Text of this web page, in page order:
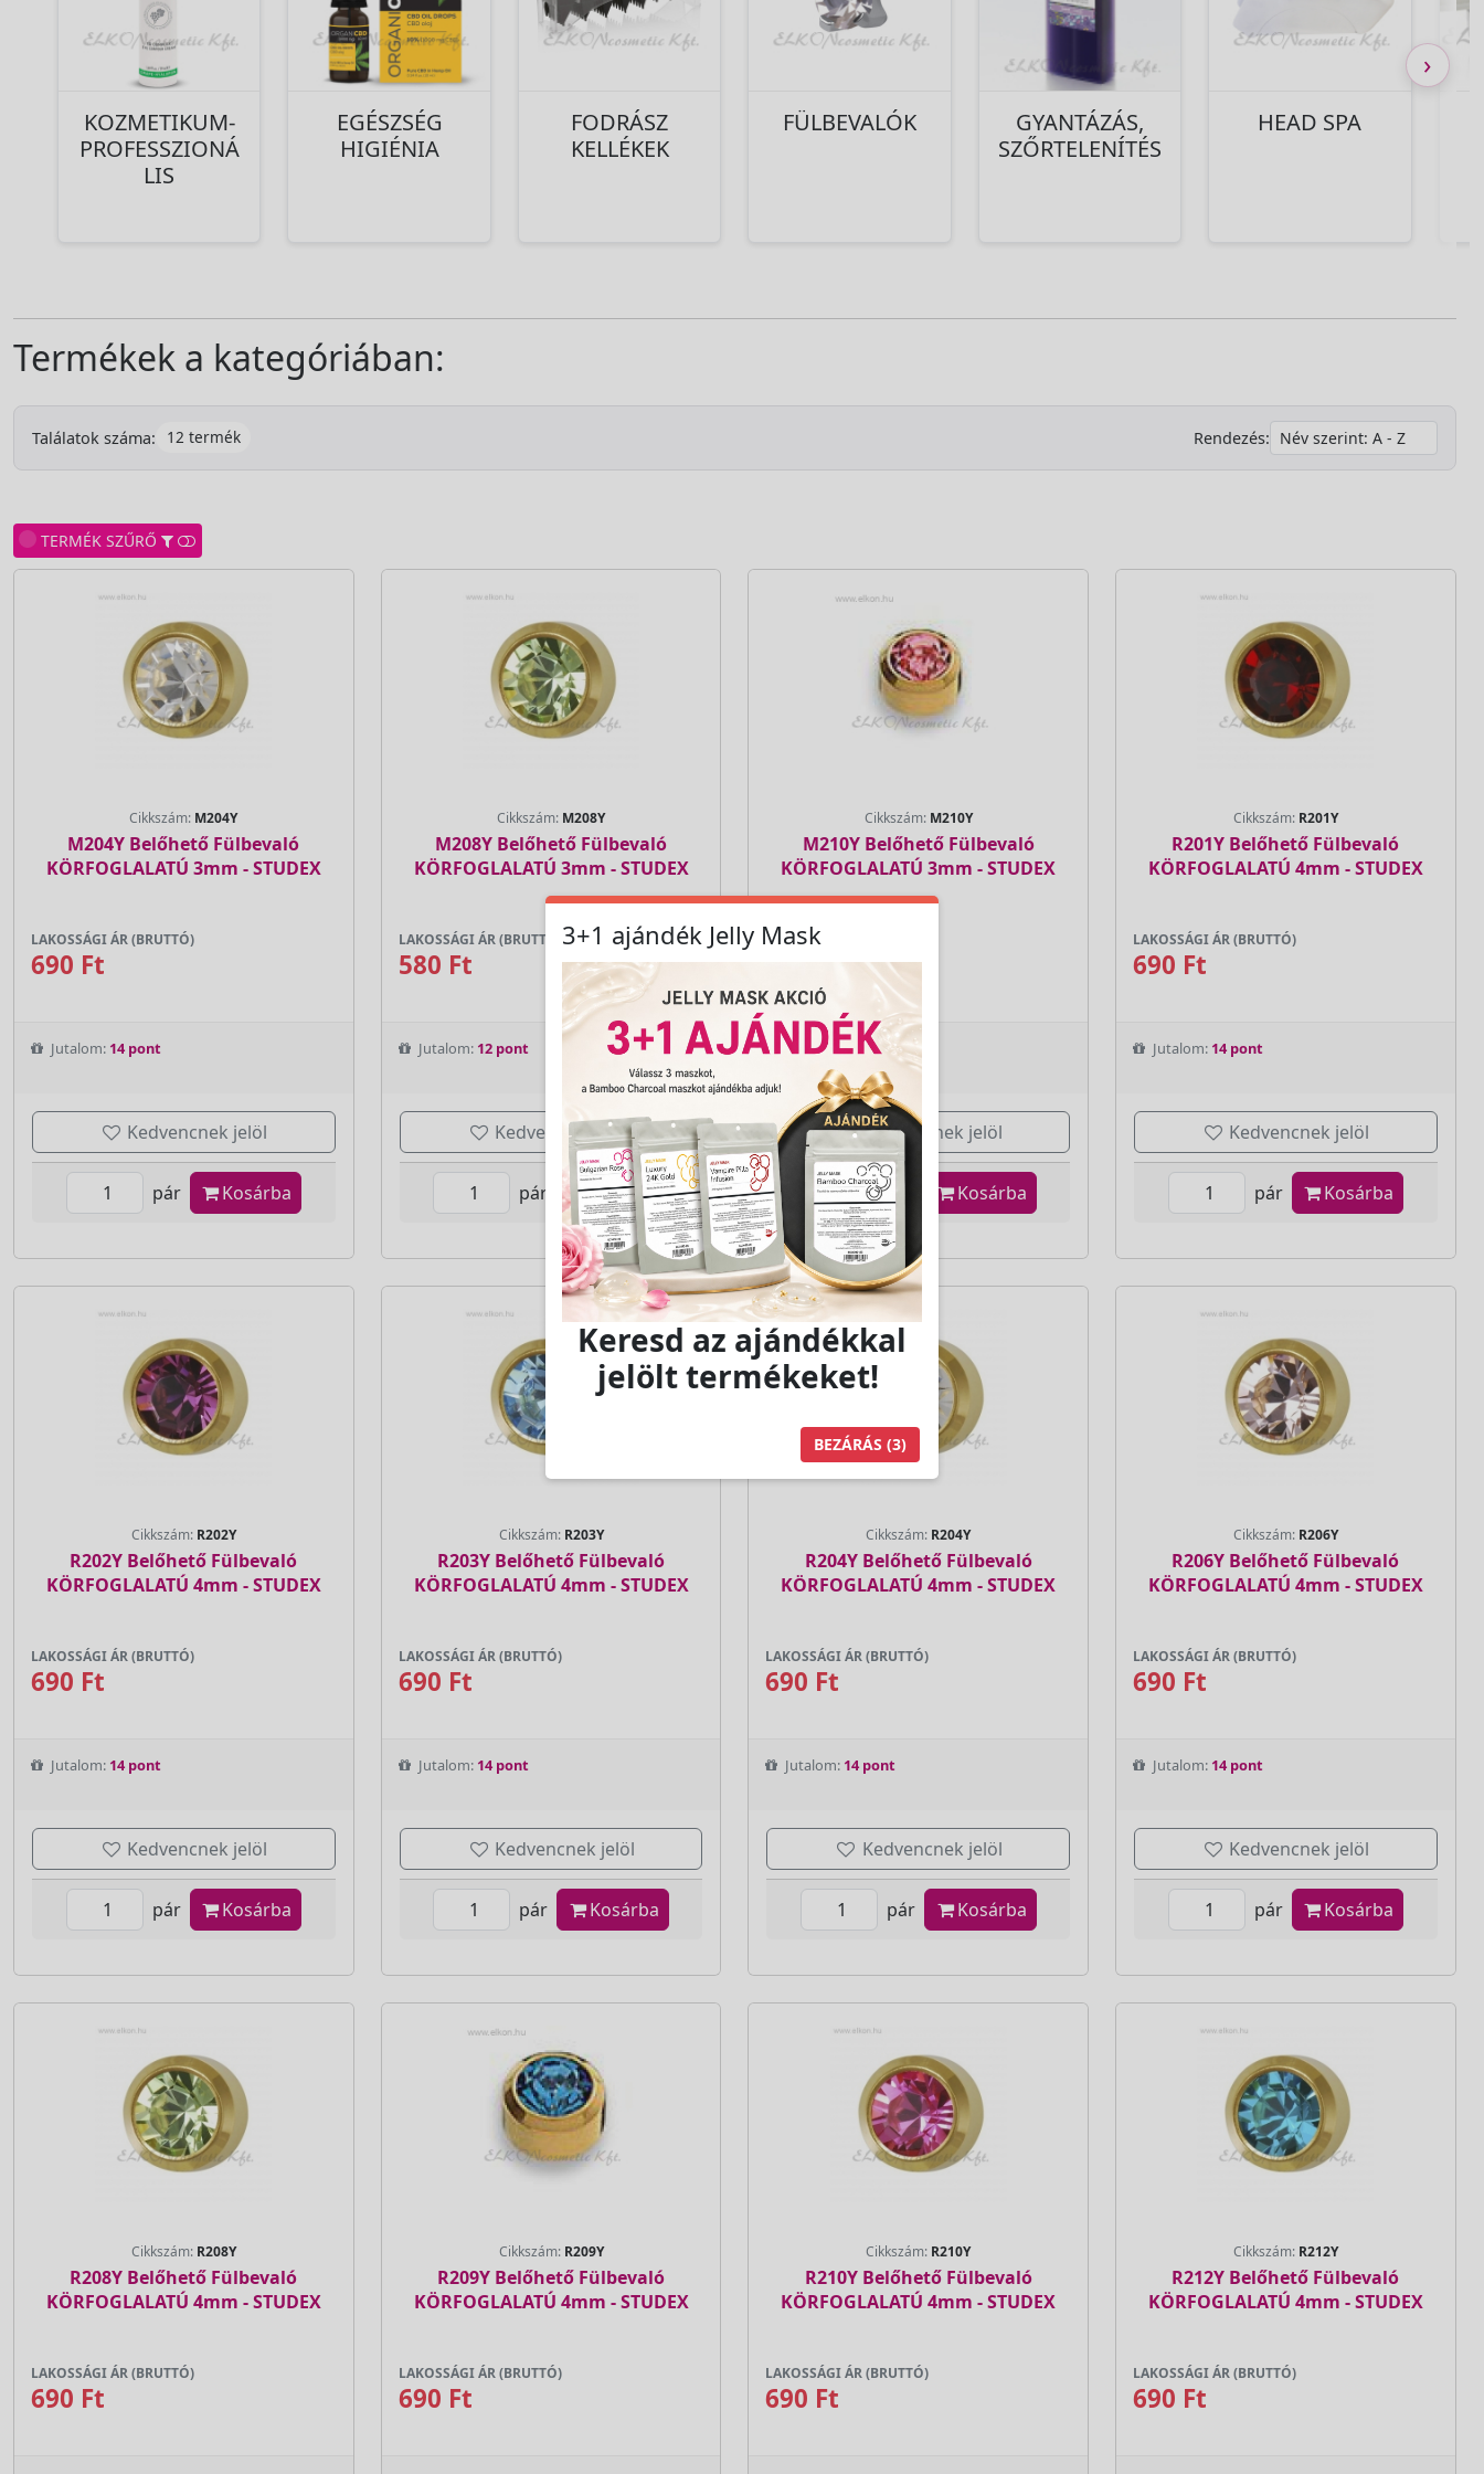
KOZMETIKUM-
PROFESSZIONÁ
LIS
EGÉSZSÉG
HIGIÉNIA
FODRÁSZ
KELLÉKEK
FÜLBEVALÓK
GYANTÁZÁS,
SZŐRTELENÍTÉS
HEAD SPA
›
Termékek a kategóriában:
Találatok száma: 12 termék Rendezés:
TERMÉK SZŰRŐ
Cikkszám: M204Y
M204Y Belőhető Fülbevaló
KÖRFOGLALATÚ 3mm - STUDEX
LAKOSSÁGI ÁR (BRUTTÓ)
690 Ft
Jutalom: 14 pont
Kedvencnek jelöl
pár Kosárba
Cikkszám: M208Y
M208Y Belőhető Fülbevaló
KÖRFOGLALATÚ 3mm - STUDEX
LAKOSSÁGI ÁR (BRUTTÓ)
580 Ft
Jutalom: 12 pont
Kedvencnek jelöl
pár Kosárba
Cikkszám: M210Y
M210Y Belőhető Fülbevaló
KÖRFOGLALATÚ 3mm - STUDEX
LAKOSSÁGI ÁR (BRUTTÓ)
Jutalom:14 pont
Kedvencnek jelöl
pár Kosárba
Cikkszám: R201Y
R201Y Belőhető Fülbevaló
KÖRFOGLALATÚ 4mm - STUDEX
LAKOSSÁGI ÁR (BRUTTÓ)
690 Ft
Jutalom: 14 pont
Kedvencnek jelöl
pár Kosárba
Cikkszám: R202Y
R202Y Belőhető Fülbevaló
KÖRFOGLALATÚ 4mm - STUDEX
LAKOSSÁGI ÁR (BRUTTÓ)
690 Ft
Jutalom: 14 pont
Kedvencnek jelöl
pár Kosárba
Cikkszám: R203Y
R203Y Belőhető Fülbevaló
KÖRFOGLALATÚ 4mm - STUDEX
LAKOSSÁGI ÁR (BRUTTÓ)
690 Ft
Jutalom: 14 pont
Kedvencnek jelöl
pár Kosárba
Cikkszám: R204Y
R204Y Belőhető Fülbevaló
KÖRFOGLALATÚ 4mm - STUDEX
LAKOSSÁGI ÁR (BRUTTÓ)
690 Ft
Jutalom: 14 pont
Kedvencnek jelöl
pár Kosárba
Cikkszám: R206Y
R206Y Belőhető Fülbevaló
KÖRFOGLALATÚ 4mm - STUDEX
LAKOSSÁGI ÁR (BRUTTÓ)
690 Ft
Jutalom: 14 pont
Kedvencnek jelöl
pár Kosárba
Cikkszám: R208Y
R208Y Belőhető Fülbevaló
KÖRFOGLALATÚ 4mm - STUDEX
LAKOSSÁGI ÁR (BRUTTÓ)
690 Ft
Cikkszám: R209Y
R209Y Belőhető Fülbevaló
KÖRFOGLALATÚ 4mm - STUDEX
LAKOSSÁGI ÁR (BRUTTÓ)
690 Ft
Cikkszám: R210Y
R210Y Belőhető Fülbevaló
KÖRFOGLALATÚ 4mm - STUDEX
LAKOSSÁGI ÁR (BRUTTÓ)
690 Ft
Cikkszám: R212Y
R212Y Belőhető Fülbevaló
KÖRFOGLALATÚ 4mm - STUDEX
LAKOSSÁGI ÁR (BRUTTÓ)
690 Ft
3+1 ajándék Jelly Mask
Keresd az ajándékkal
jelölt termékeket!
BEZÁRÁS (2)